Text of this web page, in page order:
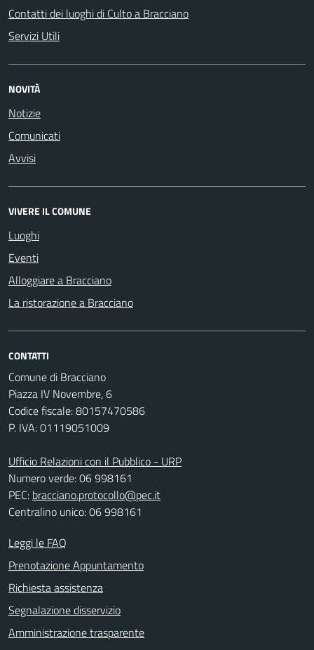
Contatti dei luoghi di Culto a Bracciano
Servizi Utili
NOVITÀ
Notizie
Comunicati
Avvisi
VIVERE IL COMUNE
Luoghi
Eventi
Alloggiare a Bracciano
La ristorazione a Bracciano
CONTATTI
Comune di Bracciano
Piazza IV Novembre, 6
Codice fiscale: 80157470586
P. IVA: 01119051009
Ufficio Relazioni con il Pubblico - URP
Numero verde: 06 998161
PEC: bracciano.protocollo@pec.it
Centralino unico: 06 998161
Leggi le FAQ
Prenotazione Appuntamento
Richiesta assistenza
Segnalazione disservizio
Amministrazione trasparente